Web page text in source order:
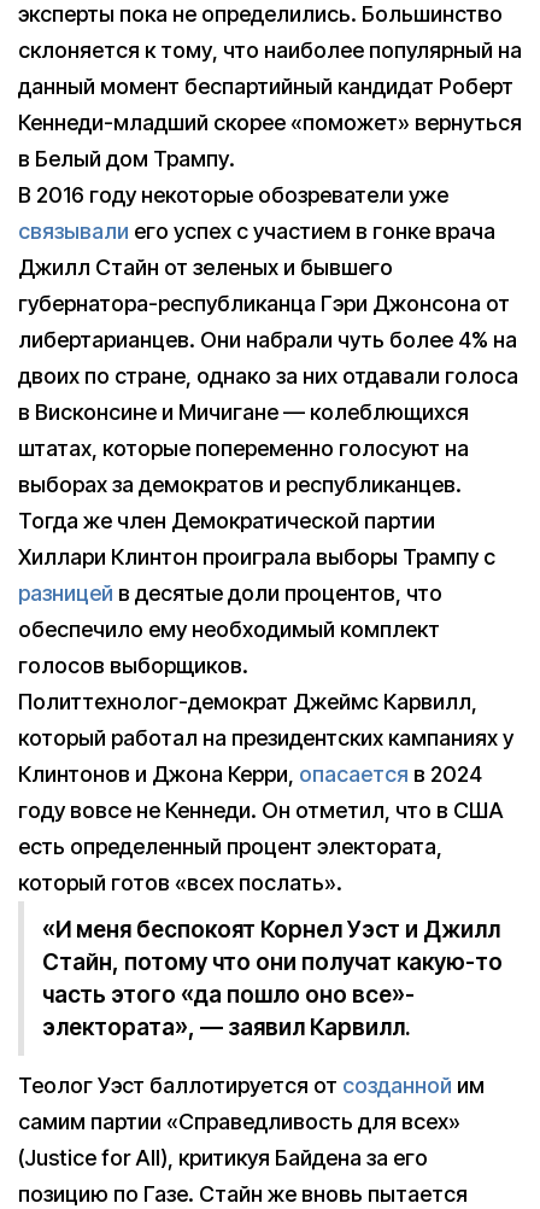
эксперты пока не определились. Большинство
склоняется к тому, что наиболее популярный на
данный момент беспартийный кандидат Роберт
Кеннеди-младший скорее «поможет» вернуться
в Белый дом Трампу.
В 2016 году некоторые обозреватели уже
связывали его успех с участием в гонке врача
Джилл Стайн от зеленых и бывшего
губернатора-республиканца Гэри Джонсона от
либертарианцев. Они набрали чуть более 4% на
двоих по стране, однако за них отдавали голоса
в Висконсине и Мичигане — колеблющихся
штатах, которые попеременно голосуют на
выборах за демократов и республиканцев.
Тогда же член Демократической партии
Хиллари Клинтон проиграла выборы Трампу с
разницей в десятые доли процентов, что
обеспечило ему необходимый комплект
голосов выборщиков.
Политтехнолог-демократ Джеймс Карвилл,
который работал на президентских кампаниях у
Клинтонов и Джона Керри, опасается в 2024
году вовсе не Кеннеди. Он отметил, что в США
есть определенный процент электората,
который готов «всех послать».
«И меня беспокоят Корнел Уэст и Джилл
Стайн, потому что они получат какую-то
часть этого «да пошло оно все»-
электората», — заявил Карвилл.
Теолог Уэст баллотируется от созданной им
самим партии «Справедливость для всех»
(Justice for All), критикуя Байдена за его
позицию по Газе. Стайн же вновь пытается